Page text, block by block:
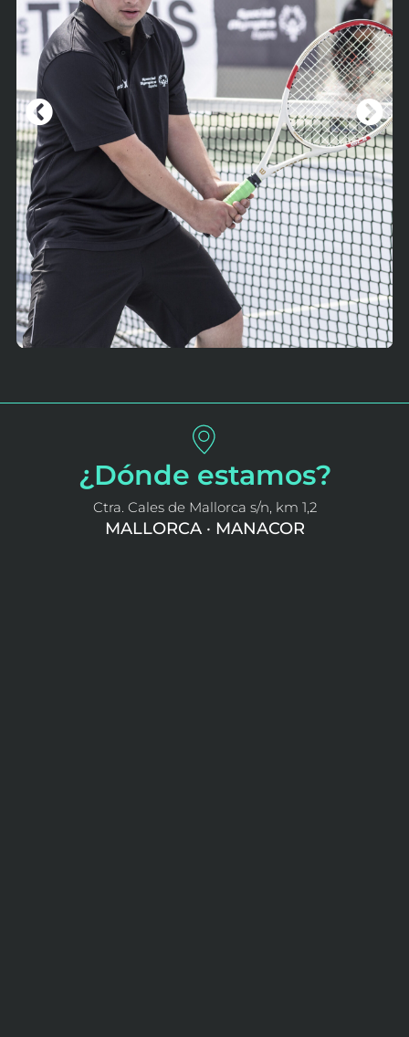
¿Dónde estamos?
Ctra. Cales de Mallorca s/n, km 1,2
MALLORCA · MANACOR